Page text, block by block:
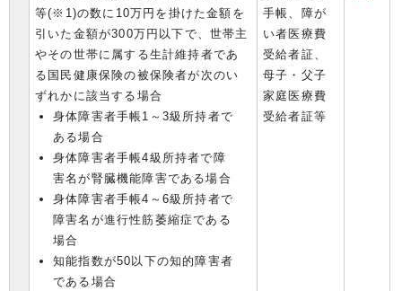
等(※1)の数に10万円を掛けた金額を
引いた金額が300万円以下で、世帯主
やその世帯に属する生計維持者であ
る国民健康保険の被保険者が次のい
ずれかに該当する場合
身体障害者手帳1～3級所持者で
ある場合
身体障害者手帳4級所持者で障
害名が腎臓機能障害である場合
身体障害者手帳4～6級所持者で
障害名が進行性筋萎縮症である
場合
知能指数が50以下の知的障害者
である場合
手帳、障が
い者医療費
受給者証、
母子・父子
家庭医療費
受給者証等